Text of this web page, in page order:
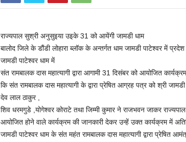
राज्यपाल सुश्री अनुसुइया उइके 31 को आयेंगी जामडी धाम
बालोद जिले के डौंडी लोहारा ब्लॉक के अन्तर्गत धाम जामडी पाटेश्वर में
जामडी पाटेश्वर धाम में
संत रामबालक दास महात्यागी द्वारा आगामी 31 दिसंबर को आयोजित
कि संत रामबालक दास महात्यागी के द्वारा प्रेषित आग्रह पत्र को श्री
देव लाल ठाकुर ,
शिव धरमगुडे ,योगेश्वर कोराटे तथा जिम्मी कुमार ने राजभवन जाकर
आयोजित होने वाले कार्यक्रम की जानकारी देकर उन्हें उक्त कार्यक्रम में
जामडी पाटेश्वर धाम के संत महंत रामबालक दास महात्यागी द्वारा प्रेषित